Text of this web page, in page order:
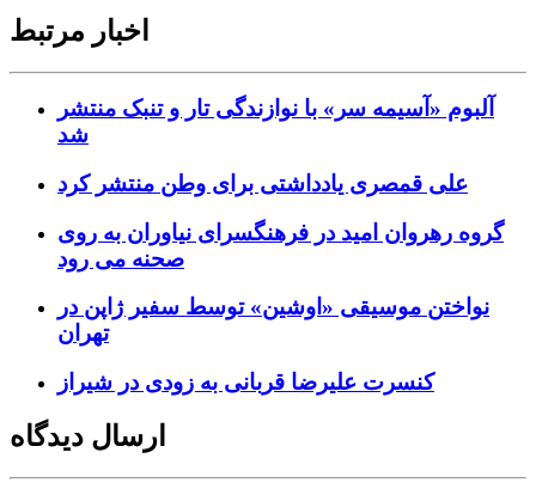
اخبار مرتبط
آلبوم «آسیمه سر» با نوازندگی تار و تنبک منتشر
شد
علی قمصری یادداشتی برای وطن منتشر کرد
گروه رهروان امید در فرهنگسرای نیاوران به روی
صحنه می رود
نواختن موسیقی «اوشین» توسط سفیر ژاپن در
تهران
کنسرت علیرضا قربانی به زودی در شیراز
ارسال دیدگاه